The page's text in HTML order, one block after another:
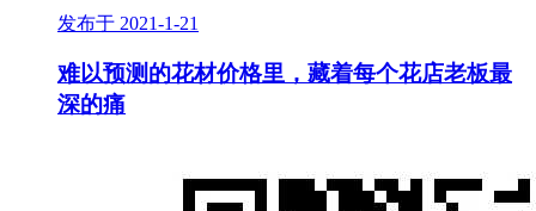
发布于 2021-1-21
难以预测的花材价格里，藏着每个花店老板最
深的痛